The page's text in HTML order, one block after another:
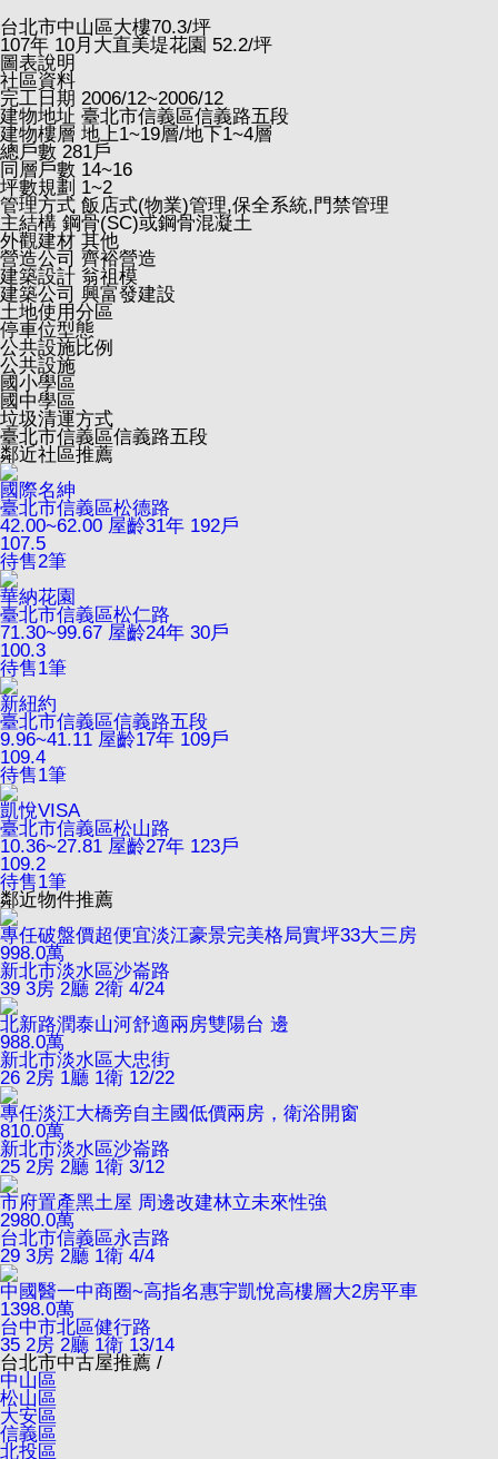
台北市中山區大樓70.3/坪
107年 10月大直美堤花園 52.2/坪
圖表說明
社區資料
完工日期 2006/12~2006/12
建物地址 臺北市信義區信義路五段
建物樓層 地上1~19層/地下1~4層
總戶數 281戶
同層戶數 14~16
坪數規劃 1~2
管理方式 飯店式(物業)管理,保全系統,門禁管理
主結構 鋼骨(SC)或鋼骨混凝土
外觀建材 其他
營造公司 齊裕營造
建築設計 翁祖模
建築公司 興富發建設
土地使用分區
停車位型態
公共設施比例
公共設施
國小學區
國中學區
垃圾清運方式
臺北市信義區信義路五段
鄰近社區推薦
國際名紳
臺北市信義區松德路
42.00~62.00 屋齡31年 192戶
107.5
待售2筆
華納花園
臺北市信義區松仁路
71.30~99.67 屋齡24年 30戶
100.3
待售1筆
新紐約
臺北市信義區信義路五段
9.96~41.11 屋齡17年 109戶
109.4
待售1筆
凱悅VISA
臺北市信義區松山路
10.36~27.81 屋齡27年 123戶
109.2
待售1筆
鄰近物件推薦
專任破盤價超便宜淡江豪景完美格局實坪33大三房
998.0萬
新北市淡水區沙崙路
39 3房 2廳 2衛 4/24
北新路潤泰山河舒適兩房雙陽台 邊
988.0萬
新北市淡水區大忠街
26 2房 1廳 1衛 12/22
專任淡江大橋旁自主國低價兩房，衛浴開窗
810.0萬
新北市淡水區沙崙路
25 2房 2廳 1衛 3/12
市府置產黑土屋 周邊改建林立未來性強
2980.0萬
台北市信義區永吉路
29 3房 2廳 1衛 4/4
中國醫一中商圈~高指名惠宇凱悅高樓層大2房平車
1398.0萬
台中市北區健行路
35 2房 2廳 1衛 13/14
台北市中古屋推薦 /
中山區
松山區
大安區
信義區
北投區